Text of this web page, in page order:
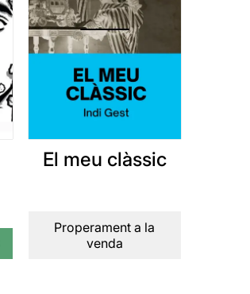
El meu clàssic
Properament a la
venda